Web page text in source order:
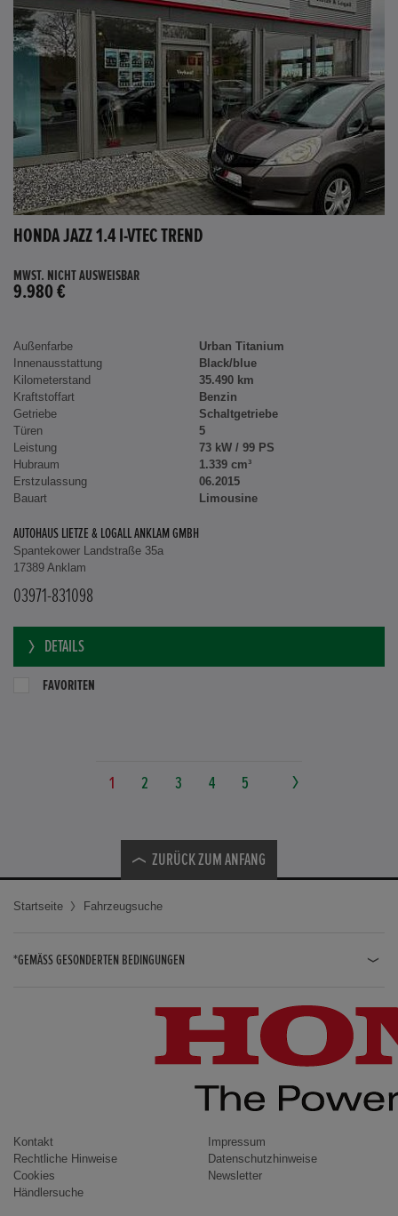
HONDA JAZZ 1.4 I-VTEC TREND
MWST. NICHT AUSWEISBAR
9.980 €
Außenfarbe
Urban Titanium
Innenausstattung
Black/blue
Kilometerstand
35.490 km
Kraftstoffart
Benzin
Getriebe
Schaltgetriebe
Türen
5
Leistung
73 kW / 99 PS
Hubraum
1.339 cm³
Erstzulassung
06.2015
Bauart
Limousine
AUTOHAUS LIETZE & LOGALL ANKLAM GMBH
Spantekower Landstraße 35a
17389 Anklam
03971-831098
DETAILS
FAVORITEN
1 2 3 4 5
ZURÜCK ZUM ANFANG
Startseite Fahrzeugsuche
*GEMÄSS GESONDERTEN BEDINGUNGEN
CIVIC / CIVIC LIMOUSINE
INSIGHT
ACCORD
Kontakt
Impressum
Rechtliche Hinweise
Datenschutzhinweise
Cookies
Newsletter
Händlersuche